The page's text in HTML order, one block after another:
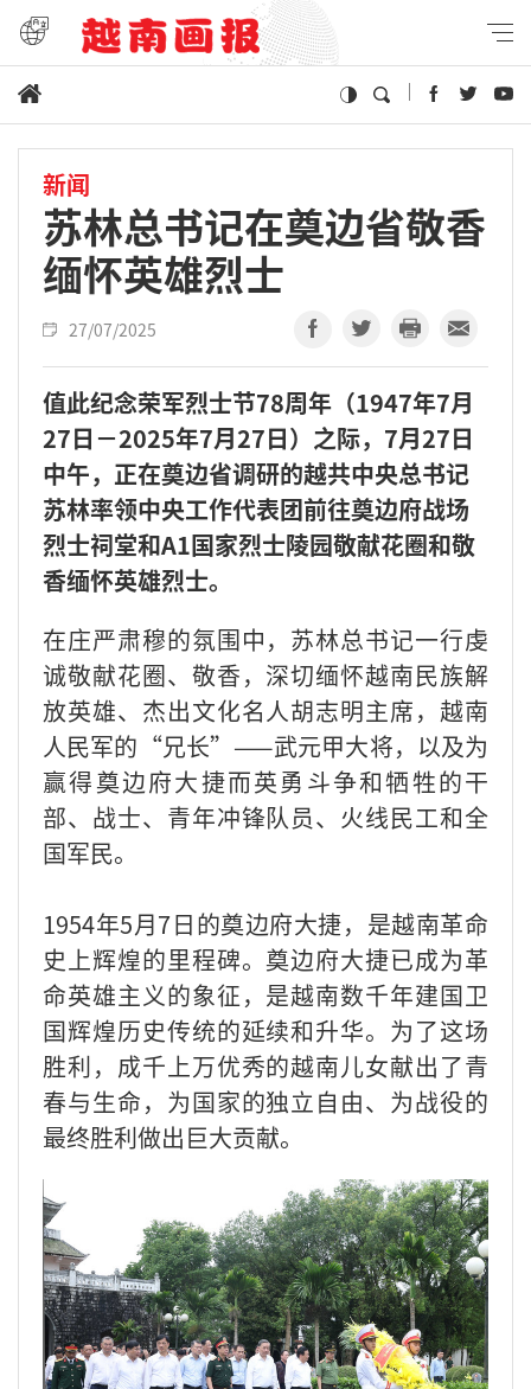
新闻
苏林总书记在奠边省敬香
缅怀英雄烈士
27/07/2025
值此纪念荣军烈士节78周年（1947年7月
27日－2025年7月27日）之际，7月27日
中午，正在奠边省调研的越共中央总书记
苏林率领中央工作代表团前往奠边府战场
烈士祠堂和A1国家烈士陵园敬献花圈和敬
香缅怀英雄烈士。
在庄严肃穆的氛围中，苏林总书记一行虔
诚敬献花圈、敬香，深切缅怀越南民族解
放英雄、杰出文化名人胡志明主席，越南
人民军的“兄长”——武元甲大将，以及为
赢得奠边府大捷而英勇斗争和牺牲的干
部、战士、青年冲锋队员、火线民工和全
国军民。
1954年5月7日的奠边府大捷，是越南革命
史上辉煌的里程碑。奠边府大捷已成为革
命英雄主义的象征，是越南数千年建国卫
国辉煌历史传统的延续和升华。为了这场
胜利，成千上万优秀的越南儿女献出了青
春与生命，为国家的独立自由、为战役的
最终胜利做出巨大贡献。